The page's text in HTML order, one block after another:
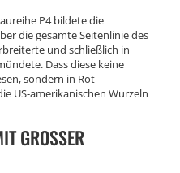
P4 bildete die
die gesamte Seitenlinie des
und schließlich in
Dass diese keine
sondern in Rot
US-amerikanischen Wurzeln
GROSSER A